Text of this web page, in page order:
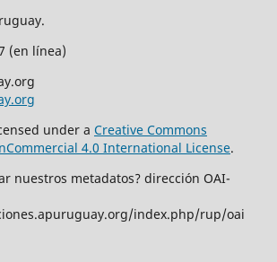
(en línea)
under a Creative Commons
4.0 International License.
nuestros metadatos? dirección OAI-
index.php/rup/oai